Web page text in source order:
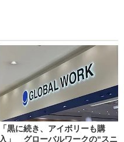
「黒に続き、アイボリーも購
入」 グローバルワークの“スニ